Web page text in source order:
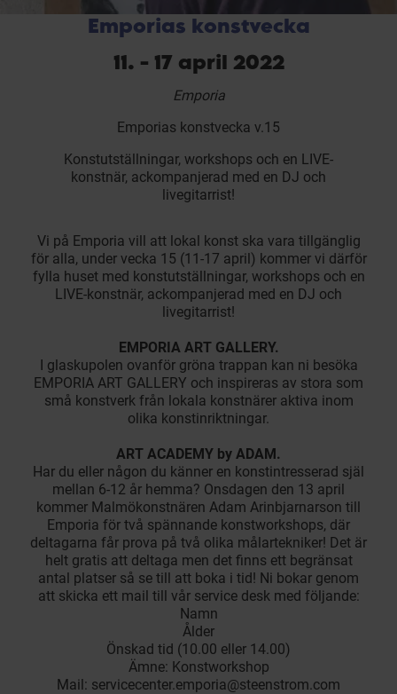
Emporias konstvecka
11. - 17 april 2022
Emporia
Emporias konstvecka v.15
Konstutställningar, workshops och en LIVE-
konstnär, ackompanjerad med en DJ och
livegitarrist!
Vi på Emporia vill att lokal konst ska vara tillgänglig
för alla, under vecka 15 (11-17 april) kommer vi därför
fylla huset med konstutställningar, workshops och en
LIVE-konstnär, ackompanjerad med en DJ och
livegitarrist!
EMPORIA ART GALLERY.
I glaskupolen ovanför gröna trappan kan ni besöka
EMPORIA ART GALLERY och inspireras av stora som
små konstverk från lokala konstnärer aktiva inom
olika konstinriktningar.
ART ACADEMY by ADAM.
Har du eller någon du känner en konstintresserad själ
mellan 6-12 år hemma? Onsdagen den 13 april
kommer Malmökonstnären Adam Arinbjarnarson till
Emporia för två spännande konstworkshops, där
deltagarna får prova på två olika målartekniker! Det är
helt gratis att deltaga men det finns ett begränsat
antal platser så se till att boka i tid! Ni bokar genom
att skicka ett mail till vår service desk med följande:
Namn
Ålder
Önskad tid (10.00 eller 14.00)
Ämne: Konstworkshop
Mail: servicecenter.emporia@steenstrom.com